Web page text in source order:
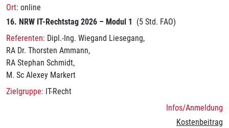
online
16. NRW IT-Rechtstag 2026 – Modul 1
(5 Std. FAO)
Dipl.-Ing. Wiegand Liesegang
RA Dr. Thorsten Ammann
RA Stephan Schmidt
M. Sc Alexey Markert
IT-Recht
Infos/Anmeldung
Kostenbeitrag